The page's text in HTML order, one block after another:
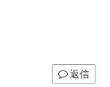
返信